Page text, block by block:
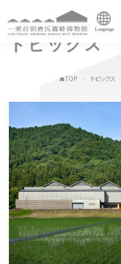
Language
トップページ
本日の博物館
博物館のご案内
トピックス
TOP トピックス